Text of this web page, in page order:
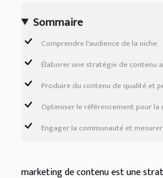
Sommaire
Comprendre l'audience de la niche
Élaborer une stratégie de contenu
Produire du contenu de qualité et
Optimiser le référencement pour la
Engager la communauté et
marketing de contenu est une